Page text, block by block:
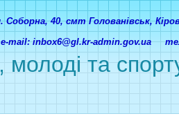
молоді та
Соборна, 40, смт Голованівськ,
e-mail: inbox6@gl.kr-admin.gov.ua